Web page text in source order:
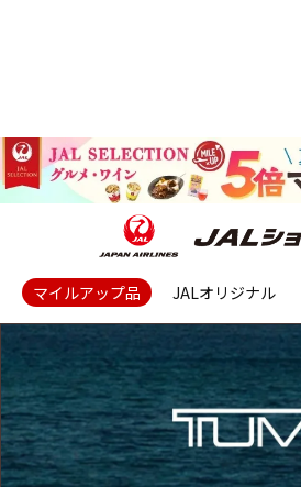
マイルアップ品 JALオリジナル